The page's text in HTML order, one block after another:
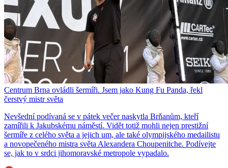
Centrum Brna ovládli šermíři. Jsem jako Kung Fu Panda, řekl
čerstvý mistr světa
Nevšední podívaná se v pátek večer naskytla Brňanům, kteří
zamířili k Jakubskému náměstí. Vidět totiž mohli nejen prestižní
šermíře z celého světa a jejich um, ale také olympijského medailistu
a novopečeného mistra světa Alexandera Choupenitche. Podívejte
se, jak to v srdci jihomoravské metropole vypadalo.